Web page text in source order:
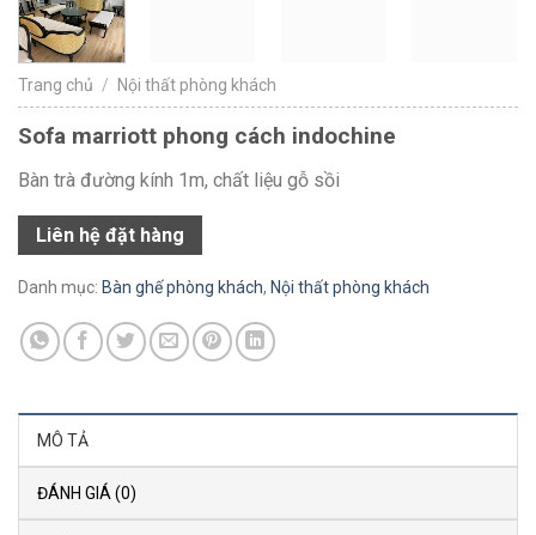
Trang chủ / Nội thất phòng khách
Sofa marriott phong cách indochine
Bàn trà đường kính 1m, chất liệu gỗ sồi
Liên hệ đặt hàng
Danh mục: Bàn ghế phòng khách, Nội thất phòng khách
MÔ TẢ
ĐÁNH GIÁ (0)